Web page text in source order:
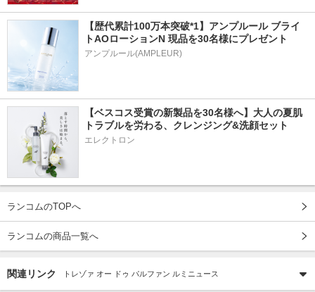
【歴代累計100万本突破*1】アンプルール ブライ
トAOローションN 現品を30名様にプレゼント
アンプルール(AMPLEUR)
【ベスコス受賞の新製品を30名様へ】大人の夏肌
トラブルを労わる、クレンジング&洗顔セット
エレクトロン
ランコムのTOPへ
ランコムの商品一覧へ
関連リンク トレゾァ オー ドゥ パルファン ルミニュース